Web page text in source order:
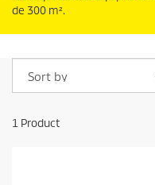
de 300 m².
1 Product